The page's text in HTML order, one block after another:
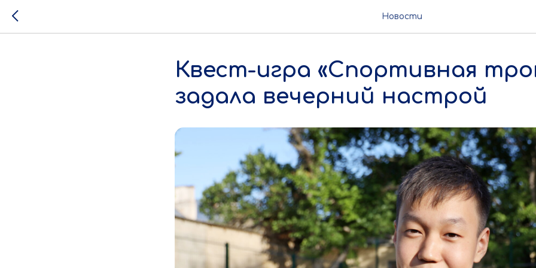
Новости
Квест-игра «Спортивная
задала вечерний настрой